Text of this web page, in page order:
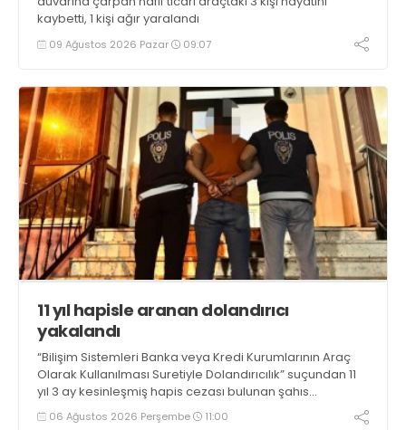
kaybetti, 1 kişi ağır yaralandı
09 Ağustos 2026 Pazar 09:07
11 yıl hapisle aranan dolandırıcı
yakalandı
“Bilişim Sistemleri Banka veya Kredi Kurumlarının Araç
Olarak Kullanılması Suretiyle Dolandırıcılık” suçundan 11
yıl 3 ay kesinleşmiş hapis cezası bulunan şahıs
yakalandı
06 Ağustos 2026 Perşembe 11:00